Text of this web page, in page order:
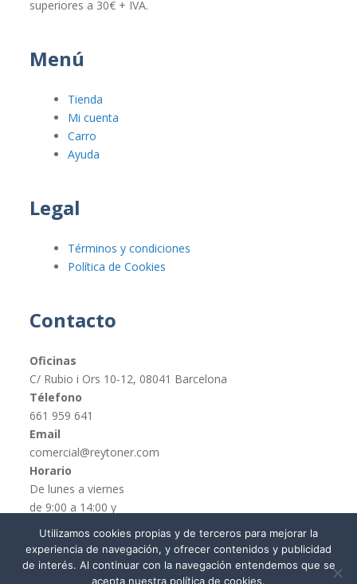
superiores a 30€ + IVA.
Menú
Tienda
Mi cuenta
Carro
Ayuda
Legal
Términos y condiciones
Política de Cookies
Contacto
Oficinas
C/ Rubio i Ors 10-12, 08041 Barcelona
Télefono
661 959 641
Email
comercial@reytoner.com
Horario
De lunes a viernes
de 9:00 a 14:00 y
de 16:00 a 19:00
Utilizamos cookies propias y de terceros para mejorar la
experiencia de navegación, y ofrecer contenidos y publicidad
de interés. Al continuar con la navegación entendemos que se
acepta nuestra política de cookies.